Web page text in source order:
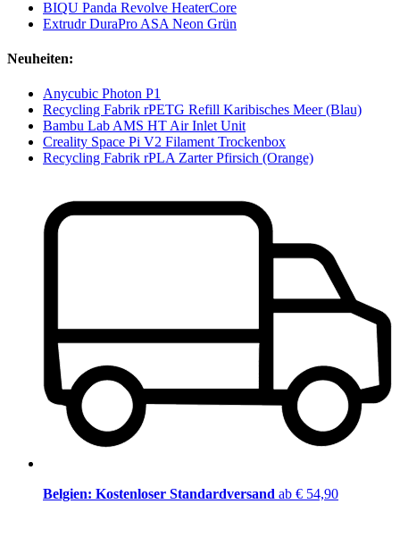
BIQU Panda Revolve HeaterCore
Extrudr DuraPro ASA Neon Grün
Neuheiten:
Anycubic Photon P1
Recycling Fabrik rPETG Refill Karibisches Meer (Blau)
Bambu Lab AMS HT Air Inlet Unit
Creality Space Pi V2 Filament Trockenbox
Recycling Fabrik rPLA Zarter Pfirsich (Orange)
Belgien: Kostenloser Standardversand ab € 54,90